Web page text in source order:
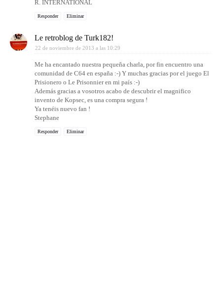
R. INTERNATIONAL
Responder Eliminar
Le retroblog de Turk182!
22 de noviembre de 2013 a las 10:29
Me ha encantado nuestra pequeña charla, por fin encuentro una
comunidad de C64 en españa :-) Y muchas gracias por el juego El
Prisionero o Le Prisonnier en mi país :-)
Además gracias a vosotros acabo de descubrir el magnifico
invento de Kopsec, es una compra segura !
Ya tenéis nuevo fan !
Stephane
Responder Eliminar